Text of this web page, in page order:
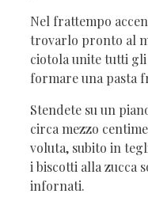
Nel frattempo
trovarlo pronto al
ciotola unite tutti
formare una pasta
Stendete su un
circa mezzo
voluta, subito in
i biscotti alla zucca
infornati.